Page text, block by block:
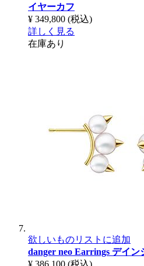
イヤーカフ
¥ 349,800 (税込)
詳しく見る
在庫あり
欲しいものリストに追加
danger neo Earrings デイン
¥ 386,100 (税込)